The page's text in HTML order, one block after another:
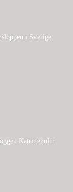
i Sverige
Katrineholm